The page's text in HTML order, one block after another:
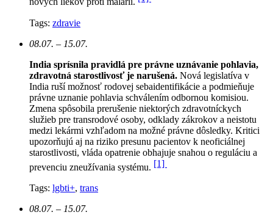
Tags: zdravie
08.07. – 15.07.
India sprísnila pravidlá pre právne uznávanie pohlavia,
zdravotná starostlivosť je narušená. Nová legislatíva v
India ruší možnosť rodovej sebaidentifikácie a podmieňuje
právne uznanie pohlavia schválením odbornou komisiou.
Zmena spôsobila prerušenie niektorých zdravotníckych
služieb pre transrodové osoby, odklady zákrokov a neistotu
medzi lekármi vzhľadom na možné právne dôsledky. Kritici
upozorňujú aj na riziko presunu pacientov k neoficiálnej
starostlivosti, vláda opatrenie obhajuje snahou o reguláciu a
prevenciu zneužívania systému. [1]
Tags: lgbti+, trans
08.07. – 15.07.